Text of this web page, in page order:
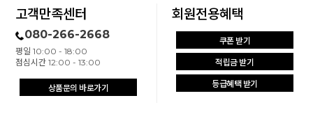
고객만족센터
080-266-2668
평일 10:00 - 18:00
점심시간 12:00 - 13:00
상품문의 바로가기
회원전용혜택
쿠폰 받기
적립금 받기
등급혜택 받기